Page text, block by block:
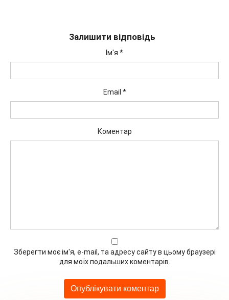
Залишити відповідь
Ім'я *
Email *
Коментар
Зберегти моє ім'я, e-mail, та адресу сайту в цьому браузері
для моїх подальших коментарів.